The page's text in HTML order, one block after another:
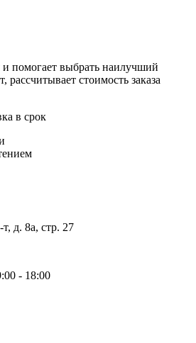
и помогает выбрать наилучший
рассчитывает стоимость заказа
в срок
д. 8а, стр. 27
- 18:00